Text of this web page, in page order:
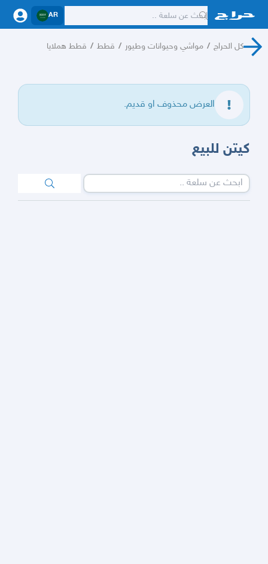
AR
كل الحراج / مواشي وحيوانات وطيور / قطط / قطط هملايا
العرض محذوف او قديم.
كيتن للبيع